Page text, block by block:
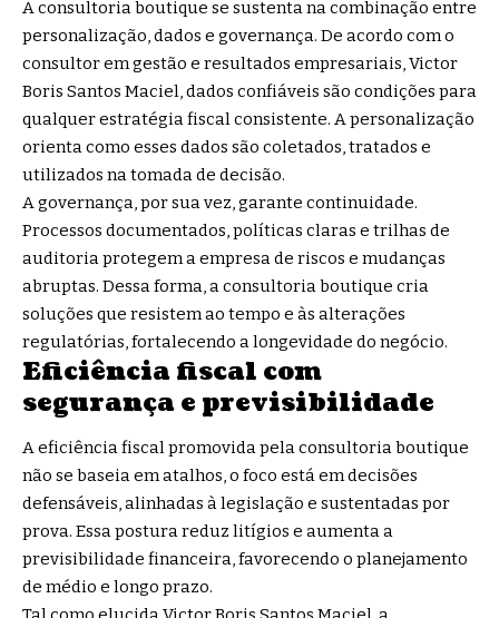
A consultoria boutique se sustenta na combinação entre
personalização, dados e governança. De acordo com o
consultor em gestão e resultados empresariais, Victor
Boris Santos Maciel, dados confiáveis são condições para
qualquer estratégia fiscal consistente. A personalização
orienta como esses dados são coletados, tratados e
utilizados na tomada de decisão.
A governança, por sua vez, garante continuidade.
Processos documentados, políticas claras e trilhas de
auditoria protegem a empresa de riscos e mudanças
abruptas. Dessa forma, a consultoria boutique cria
soluções que resistem ao tempo e às alterações
regulatórias, fortalecendo a longevidade do negócio.
Eficiência fiscal com
segurança e previsibilidade
A eficiência fiscal promovida pela consultoria boutique
não se baseia em atalhos, o foco está em decisões
defensáveis, alinhadas à legislação e sustentadas por
prova. Essa postura reduz litígios e aumenta a
previsibilidade financeira, favorecendo o planejamento
de médio e longo prazo.